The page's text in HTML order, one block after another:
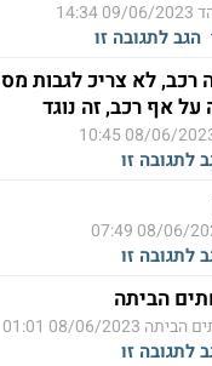
09/06/2023 14:34
הגב לתגובה זו
רכב, לא צריכ לגבות מס
על אף רכב, זה נוגד
08/06/2023
לתגובה זו
08/06/2023
לתגובה זו
הביתה
הביתה 08/06/2023 01:01
לתגובה זו